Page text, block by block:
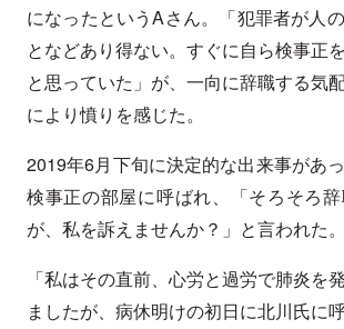
になったというAさん。「犯罪者が人
となどあり得ない。すぐに自ら検事正
と思っていた」が、一向に辞職する気
により憤りを感じた。
2019年6月下旬に決定的な出来事があ
検事正の部屋に呼ばれ、「そろそろ
が、私を訴えませんか？」と言われた。
「私はその直前、心労と過労で肺炎を
ましたが、病休明けの初日に北川氏に